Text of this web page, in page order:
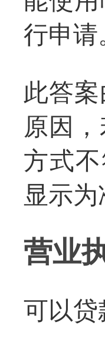
行申请
此答
原因
方式
显示
营业
可以贷